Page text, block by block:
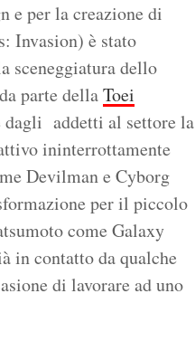
e per la creazione di
Invasion) è stato
sceneggiatura dello
parte dellaToei
dagli addetti al settore la
ininterrottamente
Devilman e Cyborg
per il piccolo
come Galaxy
in contatto da qualche
di lavorare ad uno